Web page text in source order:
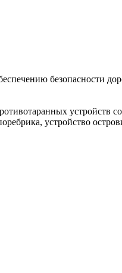
безопасности
устройств
устройство